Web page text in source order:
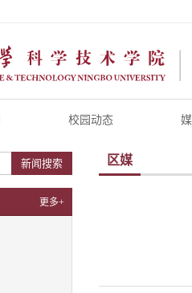
校园动态
新闻搜索
更多+
区媒